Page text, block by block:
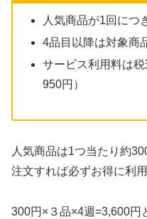
人気商品が1回につ
4品目以降は対象商
サービス利用料は
950円）
人気商品は1つ当たり約
注文すれば必ずお得に利用
300円×３品×4週=3,600円